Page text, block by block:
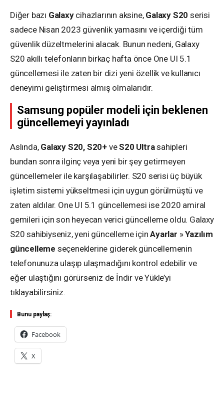
Diğer bazı Galaxycihazlarının aksine, Galaxy S20 serisi
sadece Nisan 2023 güvenlik yamasını ve içerdiği tüm
güvenlik düzeltmelerini alacak. Bunun nedeni, Galaxy
S20 akıllı telefonların birkaç hafta önce One UI 5.1
güncellemesi ile zaten bir dizi yeni özellik ve kullanıcı
deneyimi geliştirmesi almış olmalarıdır.
Samsung popüler modeli için beklenen
güncellemeyi yayınladı
Aslında, Galaxy S20, S20+ veS20 Ultrasahipleri
bundan sonra ilginç veya yeni bir şey getirmeyen
güncellemeler ile karşılaşabilirler. S20 serisi üç büyük
işletim sistemi yükseltmesi için uygun görülmüştü ve
zaten aldılar. One UI 5.1 güncellemesi ise 2020 amiral
gemileri için son heyecan verici güncelleme oldu. Galaxy
S20 sahibiyseniz, yeni güncelleme içinAyarlar »Yazılım
güncelleme seçeneklerine giderek güncellemenin
telefonunuza ulaşıp ulaşmadığını kontrol edebilir ve
eğer ulaştığını görürseniz de İndir ve Yükle’yi
tıklayabilirsiniz.
Bunu paylaş:
Facebook
X